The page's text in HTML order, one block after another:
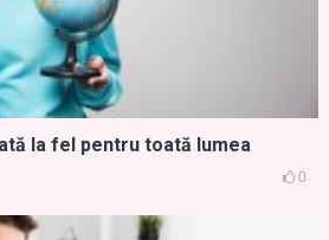
la fel pentru toată lumea
0